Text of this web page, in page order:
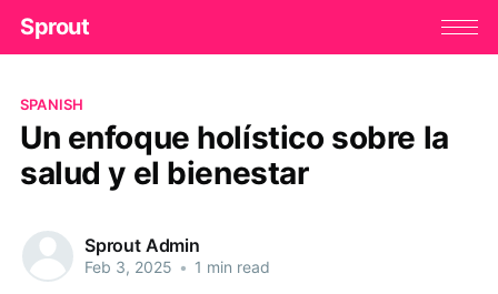
Sprout
SPANISH
Un enfoque holístico sobre la
salud y el bienestar
Sprout Admin
Feb 3, 2025 • 1 min read